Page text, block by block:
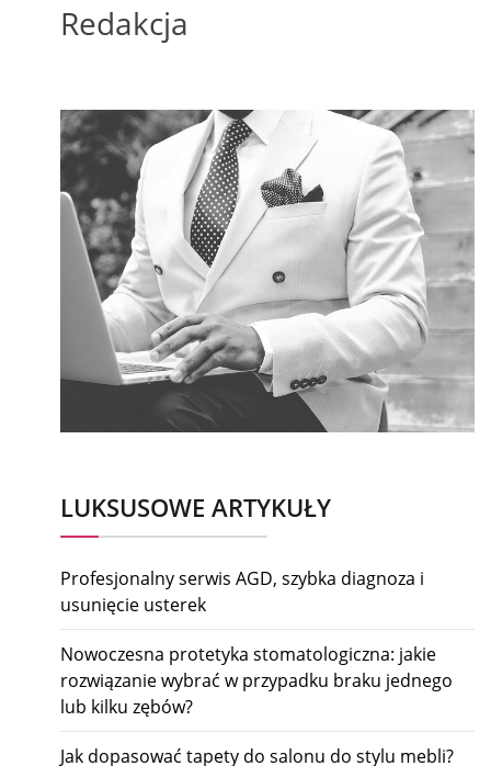
Redakcja
LUKSUSOWE ARTYKUŁY
Profesjonalny serwis AGD, szybka diagnoza i
usunięcie usterek
Nowoczesna protetyka stomatologiczna: jakie
rozwiązanie wybrać w przypadku braku jednego
lub kilku zębów?
Jak dopasować tapety do salonu do stylu mebli?